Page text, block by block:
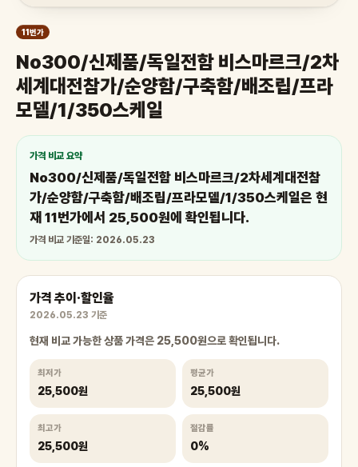
11번가
No300/신제품/독일전함 비스마르크/2차
세계대전참가/순양함/구축함/배조립/프라
모델/1/350스케일
가격 비교 요약
No300/신제품/독일전함 비스마르크/2차세계대전참
가/순양함/구축함/배조립/프라모델/1/350스케일은 현
재 11번가에서 25,500원에 확인됩니다.
가격 비교 기준일: 2026.05.23
가격 추이·할인율
2026.05.23 기준
현재 비교 가능한 상품 가격은 25,500원으로 확인됩니다.
최저가
25,500원
평균가
25,500원
최고가
25,500원
절감률
0%